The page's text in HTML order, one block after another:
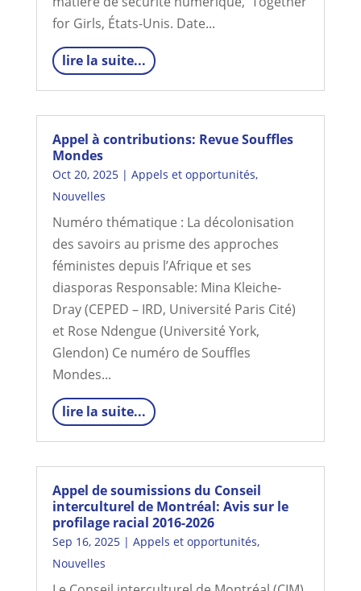
for Girls, États-Unis. Date...
lire la suite...
Appel à contributions: Revue Souffles
Mondes
Oct 20, 2025| Appels et opportunités,
Nouvelles
Numéro thématique : La décolonisation
des savoirs au prisme des approches
féministes depuis l’Afrique et ses
diasporas Responsable: Mina Kleiche-
Dray (CEPED – IRD, Université Paris Cité)
et Rose Ndengue (Université York,
Glendon) Ce numéro de Souffles
Mondes...
lire la suite...
Appel de soumissions du Conseil
interculturel de Montréal: Avis sur le
profilage racial 2016-2026
Sep 16, 2025| Appels et opportunités,
Nouvelles